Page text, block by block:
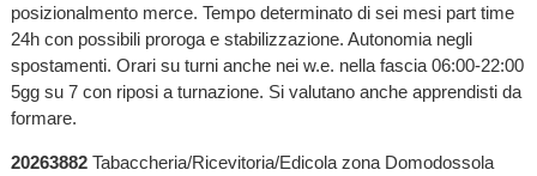
posizionalmento merce. Tempo determinato di sei mesi part time
24h con possibili proroga e stabilizzazione. Autonomia negli
spostamenti. Orari su turni anche nei w.e. nella fascia 06:00-22:00
5gg su 7 con riposi a turnazione. Si valutano anche apprendisti da
formare.
20263882 Tabaccheria/Ricevitoria/Edicola zona Domodossola